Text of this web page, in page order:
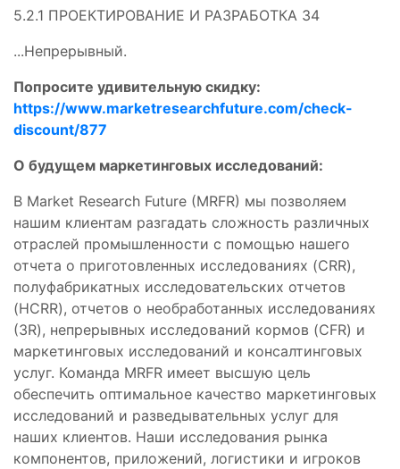
5.2.1 ПРОЕКТИРОВАНИЕ И РАЗРАБОТКА 34
...Непрерывный.
Попросите удивительную скидку:
https://www.marketresearchfuture.com/check-
discount/877
О будущем маркетинговых исследований:
В Market Research Future (MRFR) мы позволяем
нашим клиентам разгадать сложность различных
отраслей промышленности с помощью нашего
отчета о приготовленных исследованиях (CRR),
полуфабрикатных исследовательских отчетов
(HCRR), отчетов о необработанных исследованиях
(3R), непрерывных исследований кормов (CFR) и
маркетинговых исследований и консалтинговых
услуг. Команда MRFR имеет высшую цель
обеспечить оптимальное качество маркетинговых
исследований и разведывательных услуг для
наших клиентов. Наши исследования рынка
компонентов, приложений, логистики и игроков